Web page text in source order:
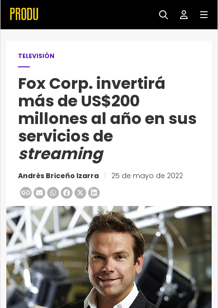
TELEVISIÓN
Fox Corp. invertirá
más de US$200
millones al año en sus
servicios de
streaming
Andrés Briceño Izarra 25 de mayo de 2022